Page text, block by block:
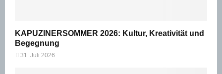
KAPUZINERSOMMER 2026: Kultur, Kreativität und
Begegnung
31. Juli 2026